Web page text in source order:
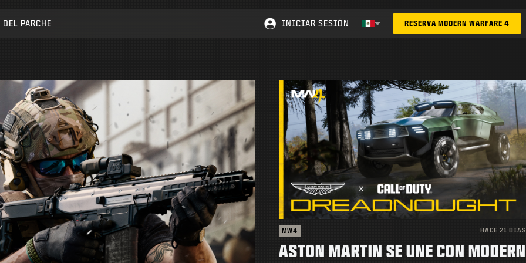
DEL PARCHE INICIAR SESIÓN
Choose your region
RESERVA MODERN WARFARE 4
MW4 HACE 21 DÍAS
ASTON MARTIN SE UNE CON MODERN